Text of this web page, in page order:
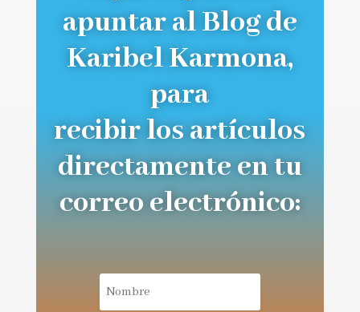
apuntar al Blog de
Karibel Karmona,
para
recibir los artículos
directamente en tu
correo electrónico: